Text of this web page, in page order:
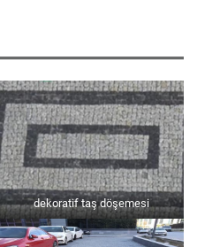
dekoratif taş döşemesi